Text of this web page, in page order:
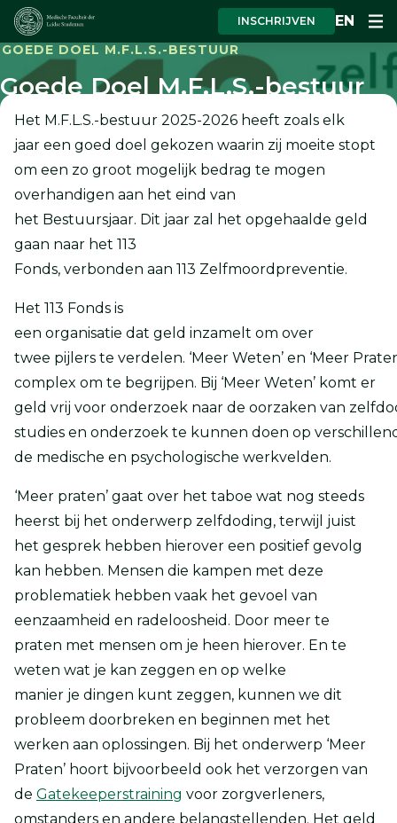
INSCHRIJVEN EN
GOEDE DOEL M.F.L.S.-BESTUUR
Goede Doel M.F.L.S.-bestuur
Het M.F.L.S.-bestuur 2025-2026 heeft zoals elk
jaar een goed doel gekozen waarin zij moeite stopt
om een zo groot mogelijk bedrag te mogen
overhandigen aan het eind van
het Bestuursjaar. Dit jaar zal het opgehaalde geld
gaan naar het 113
Fonds, verbonden aan 113 Zelfmoordpreventie.
Het 113 Fonds is
een organisatie dat geld inzamelt om over
twee pijlers te verdelen. ‘Meer Weten’ en ‘Meer
complex om te begrijpen. Bij ‘Meer Weten’ komt er
geld vrij voor onderzoek naar de oorzaken van
studies en onderzoek te kunnen doen op
de medische en psychologische werkvelden.
‘Meer praten’ gaat over het taboe wat nog steeds
heerst bij het onderwerp zelfdoding, terwijl juist
het gesprek hebben hierover een positief gevolg
kan hebben. Mensen die kampen met deze
problematiek hebben vaak het gevoel van
eenzaamheid en radeloosheid. Door meer te
praten met mensen om je heen hierover. En te
weten wat je kan zeggen en op welke
manier je dingen kunt zeggen, kunnen we dit
probleem doorbreken en beginnen met het
werken aan oplossingen. Bij het onderwerp ‘Meer
Praten’ hoort bijvoorbeeld ook het verzorgen van
de Gatekeeperstraining voor zorgverleners,
omstanders en andere belangstellenden. Het geld